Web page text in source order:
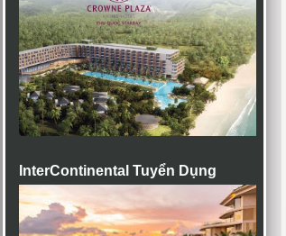
InterContinental Tuyển Dụng